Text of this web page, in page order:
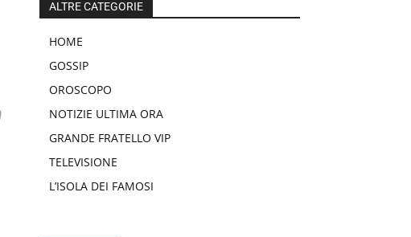
ALTRE CATEGORIE
HOME
GOSSIP
OROSCOPO
NOTIZIE ULTIMA ORA
GRANDE FRATELLO VIP
TELEVISIONE
L’ISOLA DEI FAMOSI